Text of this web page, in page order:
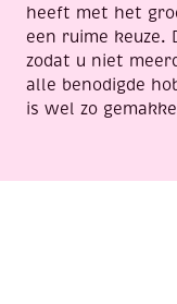
heeft met het
een ruime
zodat u niet
alle benodigde
is wel zo